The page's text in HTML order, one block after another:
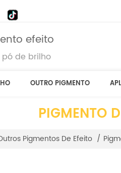
efeito
de brilho
OUTRO PIGMENTO
PIGMENTO
Pigmentos De Efeito /